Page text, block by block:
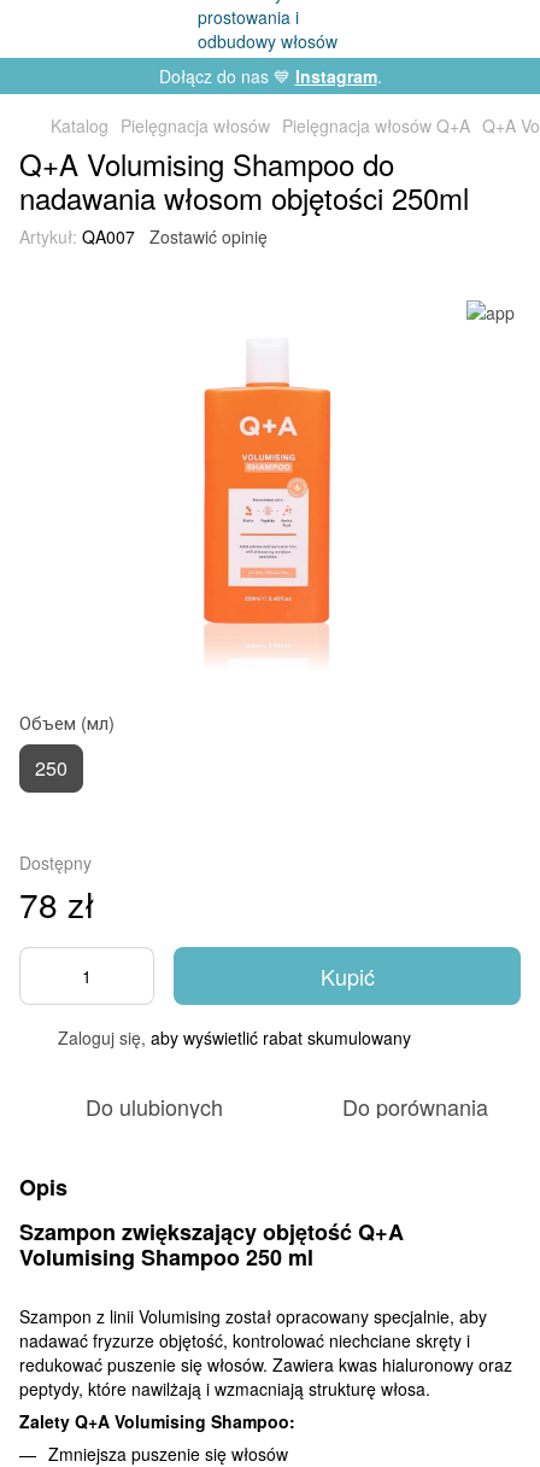
Dołącz do nas 💙 Instagram.
Katalog Pielęgnacja włosów Pielęgnacja włosów Q+A Q+A
Q+A Volumising Shampoo do
nadawania włosom objętości 250ml
Artykuł: QA007 Zostawić opinię
Объем (мл)
250
Dostępny
78 zł
Kupić
Zaloguj się, aby wyświetlić rabat skumulowany
Do ulubionych Do porównania
Opis
Szampon zwiększający objętość Q+A
Volumising Shampoo 250 ml
Szampon z linii Volumising został opracowany specjalnie, aby
nadawać fryzurze objętość, kontrolować niechciane skręty i
redukować puszenie się włosów. Zawiera kwas hialuronowy oraz
peptydy, które nawilżają i wzmacniają strukturę włosa.
Zalety Q+A Volumising Shampoo:
Zmniejsza puszenie się włosów